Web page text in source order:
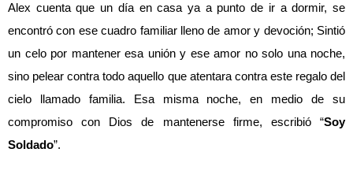
Alex cuenta que un día en casa ya a punto de ir a dormir, se
encontró con ese cuadro familiar lleno de amor y devoción; Sintió
un celo por mantener esa unión y ese amor no solo una noche,
sino pelear contra todo aquello que atentara contra este regalo del
cielo llamado familia. Esa misma noche, en medio de su
compromiso con Dios de mantenerse firme, escribió “Soy
Soldado”.